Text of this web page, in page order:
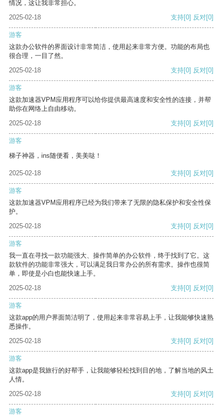
情况，这让我非常担心。
2025-02-18
支持[0] 反对[0]
游客
这款办公软件的界面设计非常简洁，使用起来非常方便。功能的布局也
很合理，一目了然。
2025-02-18
支持[0] 反对[0]
游客
这款加速器VPM应用程序可以给你提供最高速度和安全性的连接，并帮
助你在网络上自由移动。
2025-02-18
支持[0] 反对[0]
游客
梯子神器，ins随便看，美美哒！
2025-02-18 支持[0] 反对[0]
游客
这款加速器VPM应用程序已经为我们带来了无限的隐私保护和安全性保
护。
2025-02-18
支持[0] 反对[0]
游客
我一直在寻找一款功能强大、操作简单的办公软件，终于找到了它。这
款软件的功能非常强大，可以满足我日常办公的所有需求。操作也很简
单，即使是小白也能快速上手。
2025-02-18
支持[0] 反对[0]
游客
这款app的用户界面简洁明了，使用起来非常容易上手，让我能够快速熟
悉操作。
2025-02-18
支持[0] 反对[0]
游客
这款app是我旅行的好帮手，让我能够轻松找到目的地，了解当地的风土
人情。
2025-02-18
支持[0] 反对[0]
游客